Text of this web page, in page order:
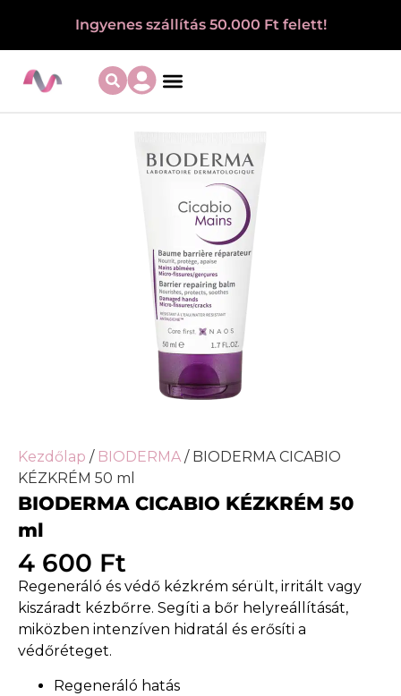
Ingyenes szállítás 50.000 Ft felett!
Kezdőlap / BIODERMA / BIODERMA CICABIO
KÉZKRÉM 50 ml
BIODERMA CICABIO KÉZKRÉM 50
ml
4 600 Ft
Regeneráló és védő kézkrém sérült, irritált vagy
kiszáradt kézbőrre. Segíti a bőr helyreállítását,
miközben intenzíven hidratál és erősíti a
védőréteget.
Regeneráló hatás